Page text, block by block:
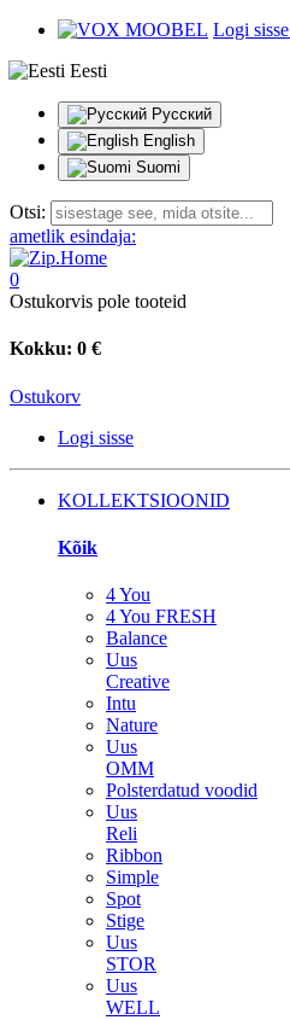
Logi sisse
Eesti
Русский
English
Suomi
Otsi:
ametlik esindaja:
0
Ostukorvis pole tooteid
Kokku: 0 €
Ostukorv
Logi sisse
KOLLEKTSIOONID
Kõik
4 You
4 You FRESH
Balance
Uus
Creative
Intu
Nature
Uus
OMM
Polsterdatud voodid
Uus
Reli
Ribbon
Simple
Spot
Stige
Uus
STOR
Uus
WELL